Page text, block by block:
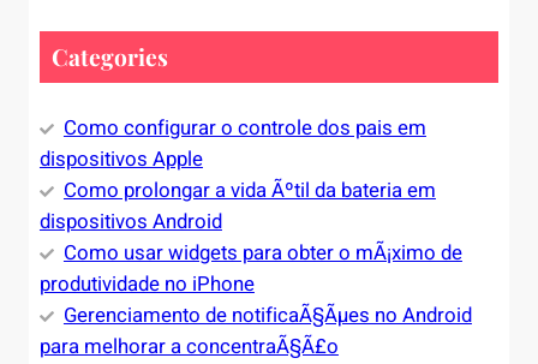
Categories
Como configurar o controle dos pais em
dispositivos Apple
Como prolongar a vida Ãºtil da bateria em
dispositivos Android
Como usar widgets para obter o mÃ¡ximo de
produtividade no iPhone
Gerenciamento de notificaÃ§Ãµes no Android
para melhorar a concentraÃ§Ã£o